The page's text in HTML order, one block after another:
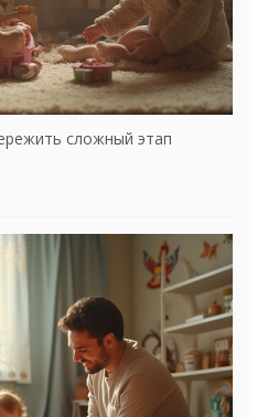
сложный этап